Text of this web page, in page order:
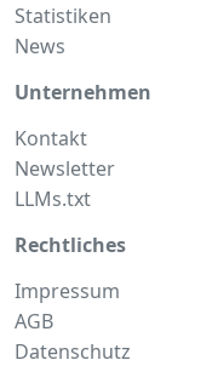
Statistiken
News
Unternehmen
Kontakt
Newsletter
LLMs.txt
Rechtliches
Impressum
AGB
Datenschutz